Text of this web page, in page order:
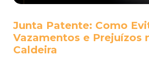
Junta Patente: Como
Vazamentos e Prejuízos
Caldeira